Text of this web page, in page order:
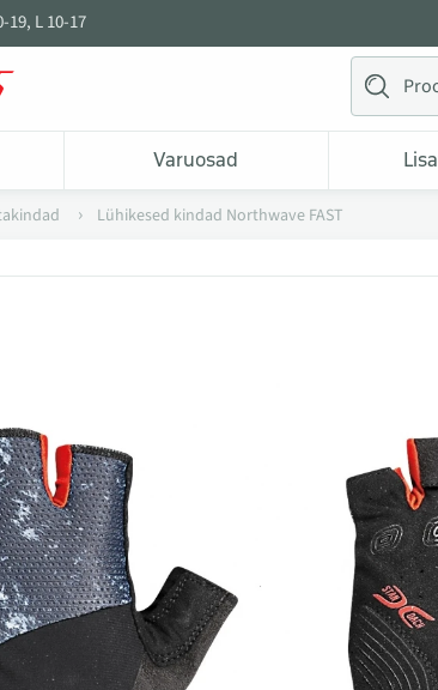
19, L 10-17
Varuosad
Lühikesed kindad Northwave FAST